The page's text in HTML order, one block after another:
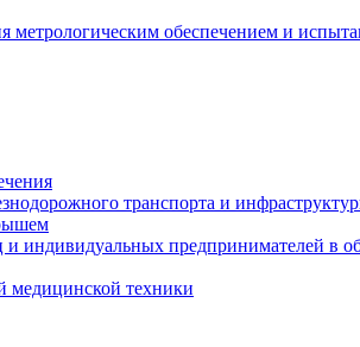
метрологическим обеспечением и
транспорта и
индивидуальных предпринимателей в
медицинской техники